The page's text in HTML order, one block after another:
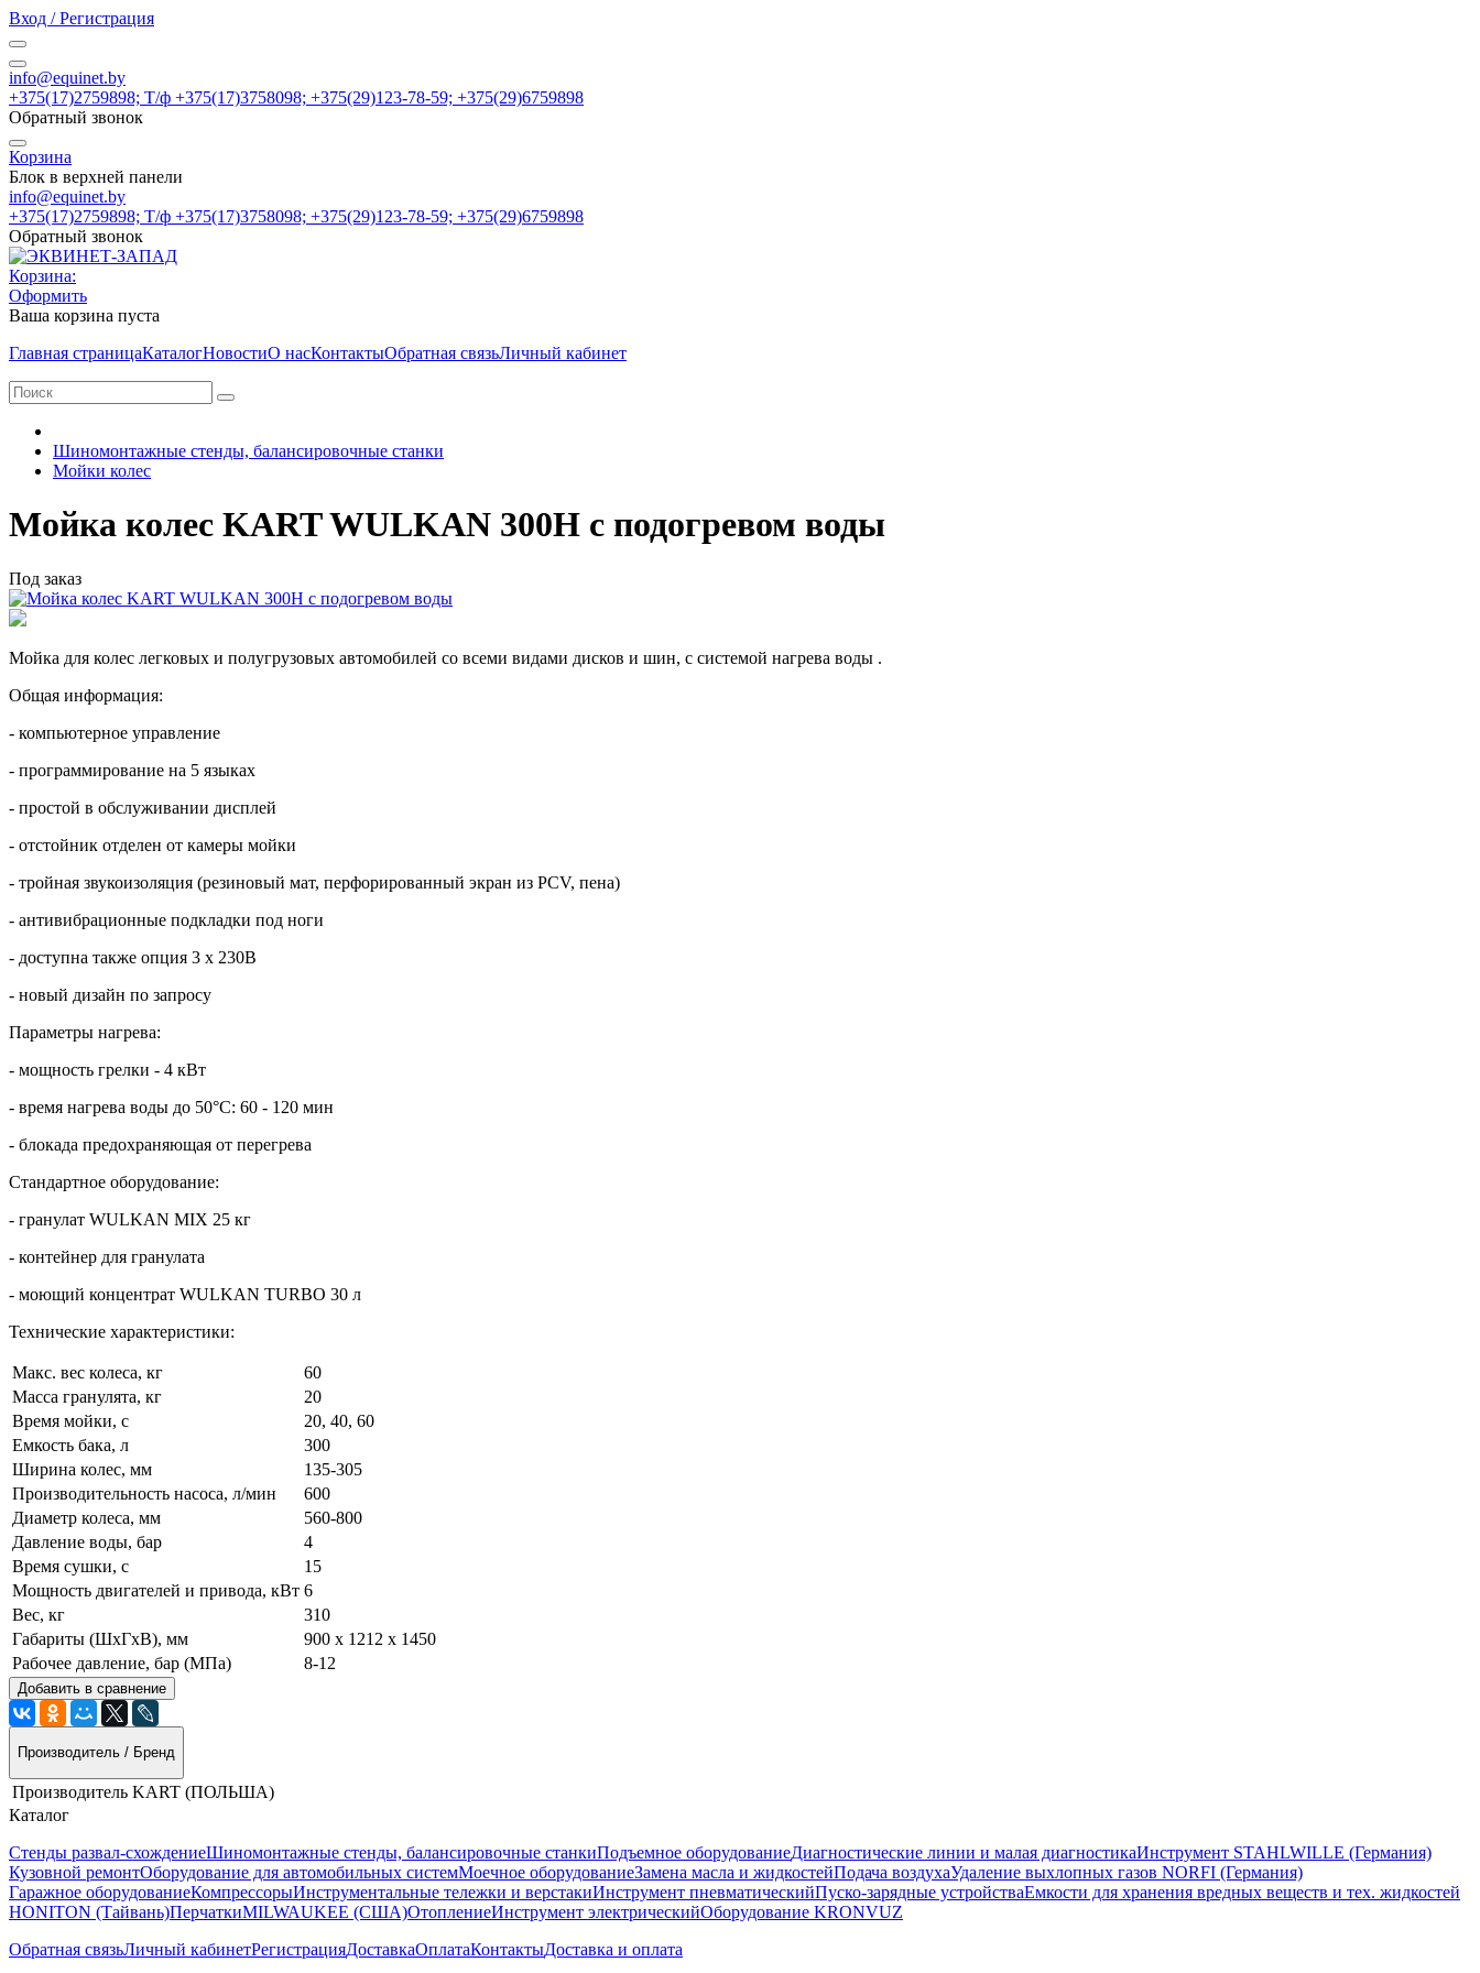
Вход / Регистрация
info@equinet.by
+375(17)2759898; Т/ф +375(17)3758098; +375(29)123-78-59; +375(29)6759898
Обратный звонок
Корзина
Блок в верхней панели
info@equinet.by
+375(17)2759898; Т/ф +375(17)3758098; +375(29)123-78-59; +375(29)6759898
Обратный звонок
Корзина:
Оформить
Ваша корзина пуста
Главная страницаКаталогНовостиО насКонтактыОбратная связьЛичный кабинет
Шиномонтажные стенды, балансировочные станки
Мойки колес
Мойка колес KART WULKAN 300H с подогревом воды
Под заказ
Мойка для колес легковых и полугрузовых автомобилей со всеми видами дисков и шин, с системой нагрева воды .
Общая информация:
- компьютерное управление
- программирование на 5 языках
- простой в обслуживании дисплей
- отстойник отделен от камеры мойки
- тройная звукоизоляция (резиновый мат, перфорированный экран из PCV, пена)
- антивибрационные подкладки под ноги
- доступна также опция 3 x 230В
- новый дизайн по запросу
Параметры нагрева:
- мощность грелки - 4 кВт
- время нагрева воды до 50°C: 60 - 120 мин
- блокада предохраняющая от перегрева
Стандартное оборудование:
- гранулат WULKAN MIX 25 кг
- контейнер для гранулата
- моющий концентрат WULKAN TURBO 30 л
Технические характеристики:
Макс. вес колеса, кг
60
Масса гранулята, кг
20
Время мойки, с
20, 40, 60
Емкость бака, л
300
Ширина колес, мм
135-305
Производительность насоса, л/мин
600
Диаметр колеса, мм
560-800
Давление воды, бар
4
Время сушки, с
15
Мощность двигателей и привода, кВт 6
Вес, кг
310
Габариты (ШхГхВ), мм
900 x 1212 x 1450
Рабочее давление, бар (МПа)
8-12
Добавить в сравнение
Производитель / Бренд
Производитель KART (ПОЛЬША)
Каталог
Стенды развал-схождениеШиномонтажные стенды, балансировочные станкиПодъемное оборудованиеДиагностические линии и малая диагностикаИнструмент STAHLWILLE (Германия)
Кузовной ремонтОборудование для автомобильных системМоечное оборудованиеЗамена масла и жидкостейПодача воздухаУдаление выхлопных газов NORFI (Германия)
Гаражное оборудованиеКомпрессорыИнструментальные тележки и верстакиИнструмент пневматическийПуско-зарядные устройстваЕмкости для хранения вредных веществ и тех. жидкостей
HONITON (Тайвань)ПерчаткиMILWAUKEE (США)ОтоплениеИнструмент электрическийОборудование KRONVUZ
Обратная связьЛичный кабинетРегистрацияДоставкаОплатаКонтактыДоставка и оплата